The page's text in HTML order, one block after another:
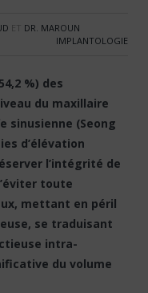
ET DR. MAROUN
IMPLANTOLOGIE
%) des
du maxillaire
sinusienne (Seong
d’élévation
l’intégrité de
toute
mettant en péril
se traduisant
intra-
du volume